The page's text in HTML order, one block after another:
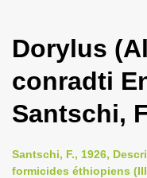
Dorylus
conradti
Santschi,
Santschi, F., 1926,
formicides éthiopiens